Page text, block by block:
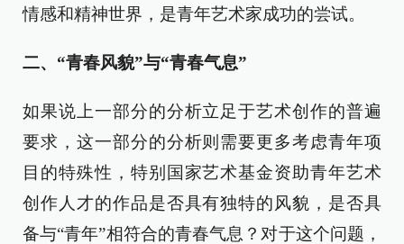
情感和精神世界，是青年艺术家成功的尝试。
二、“青春风貌”与“青春气息”
如果说上一部分的分析立足于艺术创作的普遍
要求，这一部分的分析则需要更多考虑青年项
目的特殊性，特别国家艺术基金资助青年艺术
创作人才的作品是否具有独特的风貌，是否具
备与“青年”相符合的青春气息？对于这个问题，